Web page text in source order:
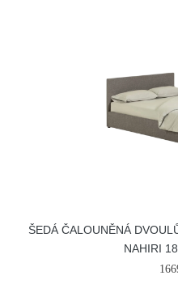
ŠEDÁ ČALOUNĚNÁ
NAHIRI